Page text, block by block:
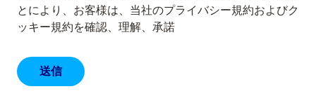
とにより、お客様は、当社のプライバシー規約およびク
ッキー規約を確認、理解、承諾